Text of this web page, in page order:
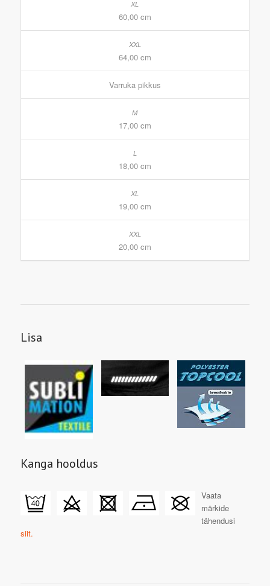
60,00 cm
64,00 cm
Varruka pikkus
17,00 cm
18,00 cm
19,00 cm
20,00 cm
Lisa
Kanga hooldus
Vaata
märkide
tähendusi
siit.